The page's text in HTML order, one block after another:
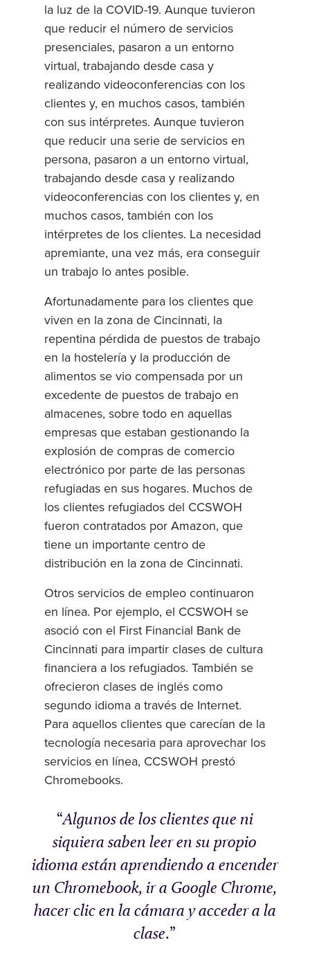
la luz de la COVID-19. Aunque tuvieron
que reducir el número de servicios
presenciales, pasaron a un entorno
virtual, trabajando desde casa y
realizando videoconferencias con los
clientes y, en muchos casos, también
con sus intérpretes. Aunque tuvieron
que reducir una serie de servicios en
persona, pasaron a un entorno virtual,
trabajando desde casa y realizando
videoconferencias con los clientes y, en
muchos casos, también con los
intérpretes de los clientes. La necesidad
apremiante, una vez más, era conseguir
un trabajo lo antes posible.
Afortunadamente para los clientes que
viven en la zona de Cincinnati, la
repentina pérdida de puestos de trabajo
en la hostelería y la producción de
alimentos se vio compensada por un
excedente de puestos de trabajo en
almacenes, sobre todo en aquellas
empresas que estaban gestionando la
explosión de compras de comercio
electrónico por parte de las personas
refugiadas en sus hogares. Muchos de
los clientes refugiados del CCSWOH
fueron contratados por Amazon, que
tiene un importante centro de
distribución en la zona de Cincinnati.
Otros servicios de empleo continuaron
en línea. Por ejemplo, el CCSWOH se
asoció con el First Financial Bank de
Cincinnati para impartir clases de cultura
financiera a los refugiados. También se
ofrecieron clases de inglés como
segundo idioma a través de Internet.
Para aquellos clientes que carecían de la
tecnología necesaria para aprovechar los
servicios en línea, CCSWOH prestó
Chromebooks.
Algunos de los clientes que ni
siquiera saben leer en su propio
idioma están aprendiendo a encender
un Chromebook, ir a Google Chrome,
hacer clic en la cámara y acceder a la
clase.